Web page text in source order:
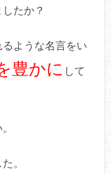
たか？
ような名言をい
豊かに して
。